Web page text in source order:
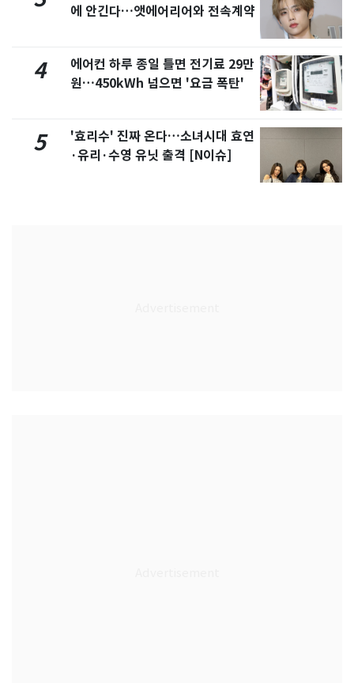
에 안긴다…앳에어리어와 전속계약
4
에어컨 하루 종일 틀면 전기료 29만
원…450kWh 넘으면 '요금 폭탄'
5
'효리수' 진짜 온다…소녀시대 효연
·유리·수영 유닛 출격 [N이슈]